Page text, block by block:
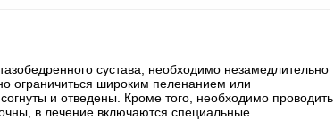
сустава, необходимо незамедлительно
ограничиться широким пеленанием или
и отведены. Кроме того, необходимо проводить
в лечение включаются специальные